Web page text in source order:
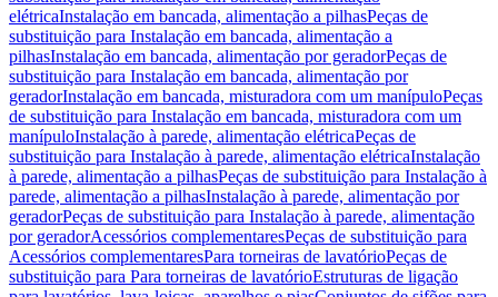
elétricaInstalação em bancada, alimentação a pilhasPeças de
substituição para Instalação em bancada, alimentação a
pilhasInstalação em bancada, alimentação por geradorPeças de
substituição para Instalação em bancada, alimentação por
geradorInstalação em bancada, misturadora com um manípuloPeças
de substituição para Instalação em bancada, misturadora com um
manípuloInstalação à parede, alimentação elétricaPeças de
substituição para Instalação à parede, alimentação elétricaInstalação
à parede, alimentação a pilhasPeças de substituição para Instalação à
parede, alimentação a pilhasInstalação à parede, alimentação por
geradorPeças de substituição para Instalação à parede, alimentação
por geradorAcessórios complementaresPeças de substituição para
Acessórios complementaresPara torneiras de lavatórioPeças de
substituição para Para torneiras de lavatórioEstruturas de ligação